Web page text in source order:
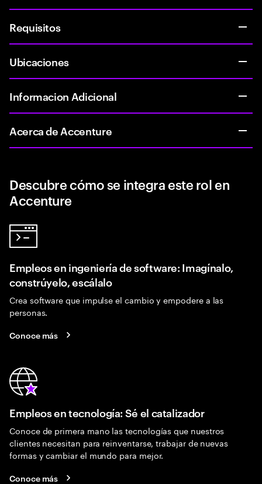
Requisitos
Ubicaciones
Informacion Adicional
Acerca de Accenture
Descubre cómo se integra este rol en
Accenture
Empleos en ingeniería de software: Imagínalo,
constrúyelo, escálalo
Crea software que impulse el cambio y empodere a las
personas.
Conoce más
Empleos en tecnología: Sé el catalizador
Conoce de primera mano las tecnologías que nuestros
clientes necesitan para reinventarse, trabajar de nuevas
formas y cambiar el mundo para mejor.
Conoce más